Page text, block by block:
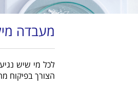
מעבדה
לכל מי שיש
הצורך בפיקוח